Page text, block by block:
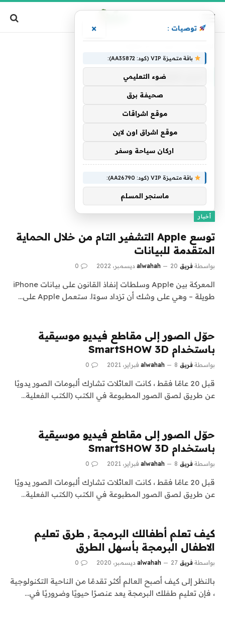
أخبار التقنية
أخبار
توسع Apple التشفير التام من خلال الحماية
المتقدمة للبيانات
بواسطة فريق alwahah 20 ديسمبر، 2022 0
المعركة بين Apple وسلطات إنفاذ القانون على بيانات iPhone
طويلة – وهي على وشك أن تزداد سوءًا. ستعمل Apple على…
حوّل الصور إلى مقاطع فيديو موسيقية
باستخدام SmartSHOW 3D
بواسطة فريق alwahah 8 فبراير، 2021 0
قبل 20 عامًا فقط ، كانت العائلات تشارك ألبومات الصور يدويًا
عن طريق لصق الصور المطبوعة في الكتب (الكتب الفعلية…
حوّل الصور إلى مقاطع فيديو موسيقية
باستخدام SmartSHOW 3D
بواسطة فريق alwahah 8 فبراير، 2021 0
قبل 20 عامًا فقط ، كانت العائلات تشارك ألبومات الصور يدويًا
عن طريق لصق الصور المطبوعة في الكتب (الكتب الفعلية…
كيف تعلم أطفالك البرمجة , طرق تعليم
الاطفال البرمجة بأسهل الطرق
بواسطة فريق alwahah 27 ديسمبر، 2020 0
بالنظر إلى كيف أصبح العالم أكثر تقدمًا من الناحية التكنولوجية
، فإن تعليم طفلك البرمجة يعد عنصرًا حيويًا وضروريًا في…
توصيات : ×
باقة متميزة VIP (كود: AA35872):
ضوء التعليمي
صحيفة برق
موقع اشراقات
موقع اشراق اون لاين
اركان سياحة وسفر
باقة متميزة VIP (كود: AA26790):
ماسنجر المسلم